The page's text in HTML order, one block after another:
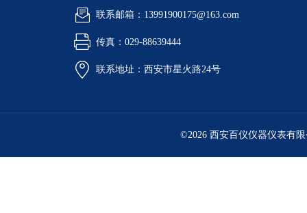
联系邮箱：13991900175@163.com
传真：029-88639444
联系地址：西安市星火路24号
©2026 西安百仪仪器仪表有